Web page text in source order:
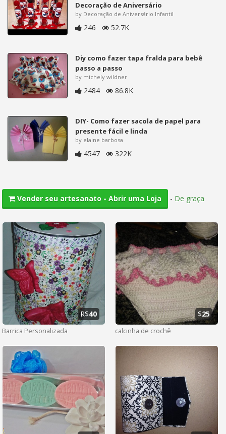
Decoração de Aniversário
by Decoração de Aniversário Infantil
246 52.7K
Diy como fazer tapa fralda para bebê
passo a passo
by michely wildner
2484 86.8K
DIY- Como fazer sacola de papel para
presente fácil e linda
by elaine barbosa
4547 322K
Vender seu artesanato - Abrir uma Loja - De graça
Barrica Personalizada
R$40
calcinha de crochê
$25